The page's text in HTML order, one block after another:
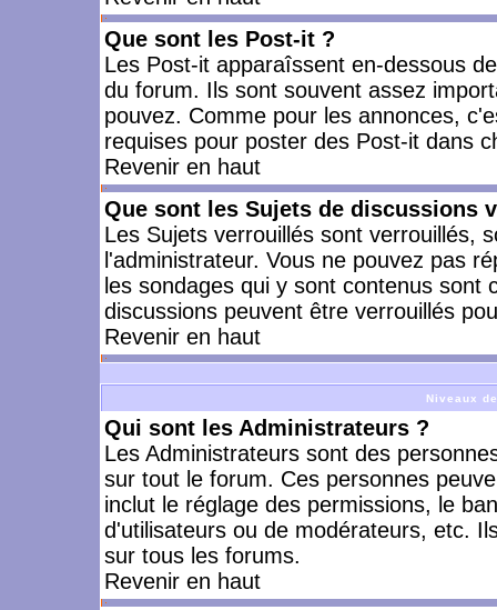
Que sont les Post-it ?
Les Post-it apparaîssent en-dessous
du forum. Ils sont souvent assez
pouvez. Comme pour les annonces,
requises pour poster des Post-it dans
Revenir en haut
Que sont les Sujets de discussions
Les Sujets verrouillés sont verrouillés,
l'administrateur. Vous ne pouvez pas
les sondages qui y sont contenus
discussions peuvent être verrouillés
Revenir en haut
Niveaux
Qui sont les Administrateurs ?
Les Administrateurs sont des
sur tout le forum. Ces personnes
inclut le réglage des permissions, le
d'utilisateurs ou de modérateurs, etc.
sur tous les forums.
Revenir en haut